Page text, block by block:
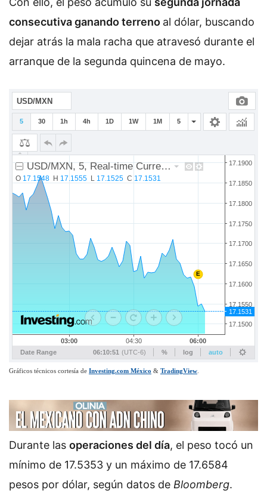
consecutiva ganando terreno al dólar, buscando
dejar atrás la mala racha que atravesó durante el
arranque de la segunda quincena de mayo.
Durante las operaciones del día, el peso tocó un
mínimo de 17.5353 y un máximo de 17.6584
pesos por dólar, según datos de Bloomberg.